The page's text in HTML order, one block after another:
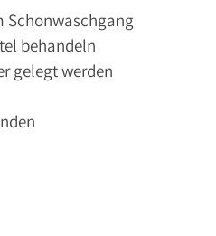
Schonwaschgang
behandeln
gelegt werden